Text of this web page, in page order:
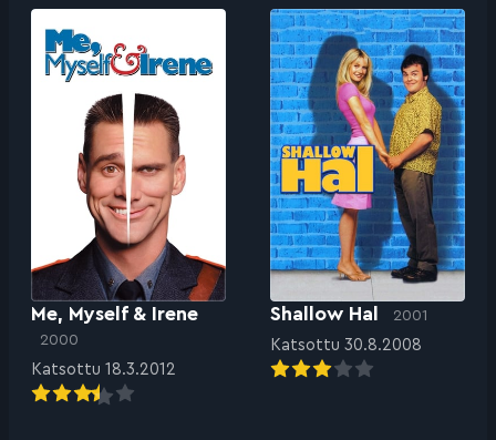
Me, Myself & Irene
2000
Katsottu 18.3.2012
Shallow Hal 2001
Katsottu 30.8.2008